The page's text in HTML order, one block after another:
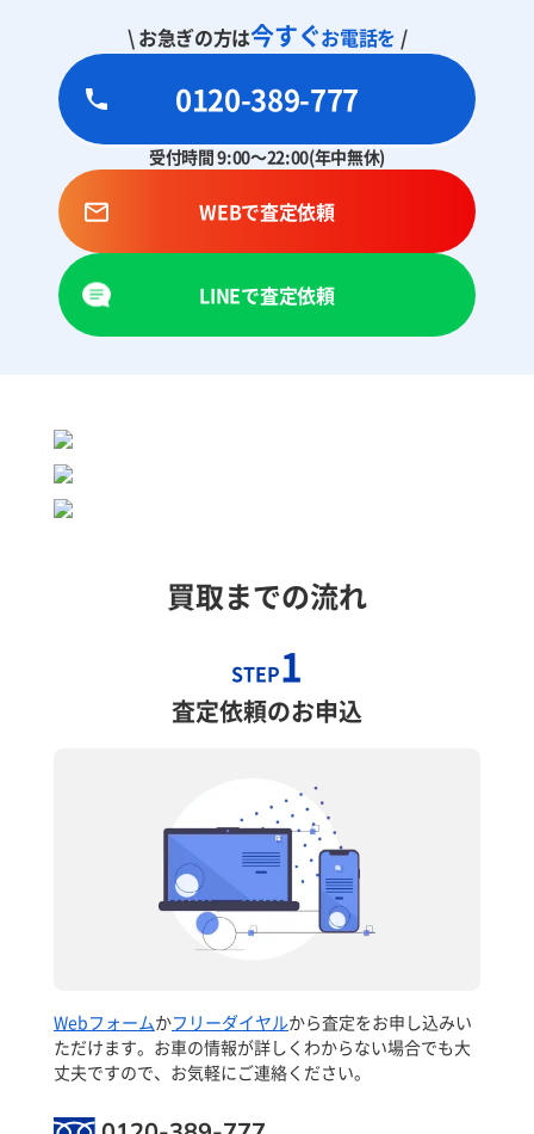
\ お急ぎの方は今すぐお電話を /
0120-389-777
受付時間 9:00～22:00(年中無休)
WEBで査定依頼
LINEで査定依頼
買取までの流れ
STEP1
査定依頼のお申込
Webフォームかフリーダイヤルから査定をお申し込みい
ただけます。お車の情報が詳しくわからない場合でも大
丈夫ですので、お気軽にご連絡ください。